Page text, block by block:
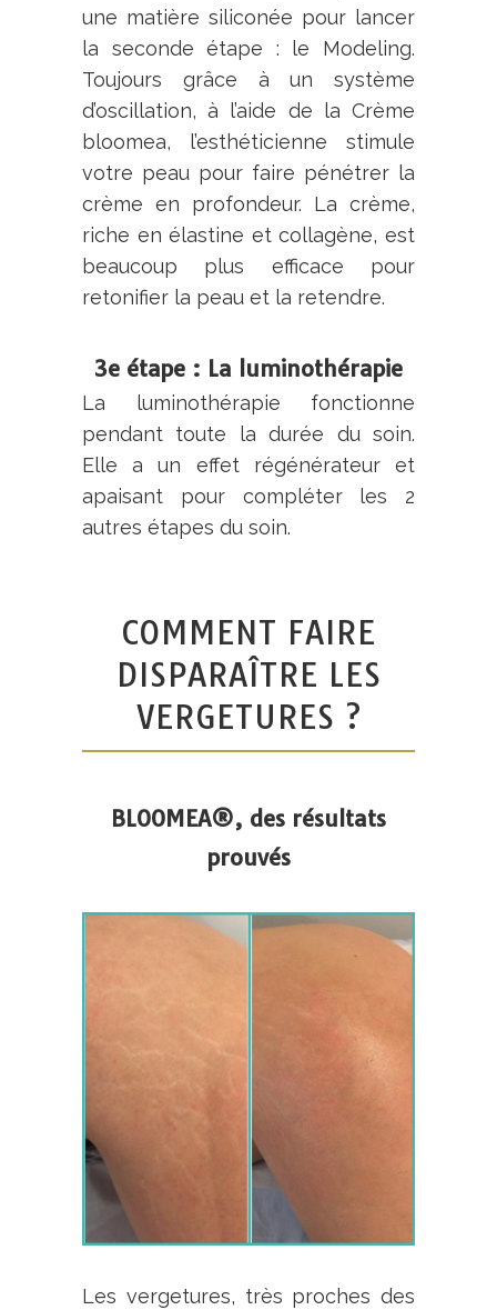
une matière siliconée pour lancer
la seconde étape : le Modeling.
Toujours grâce à un système
d’oscillation, à l’aide de la Crème
bloomea, l’esthéticienne stimule
votre peau pour faire pénétrer la
crème en profondeur. La crème,
riche en élastine et collagène, est
beaucoup plus efficace pour
retonifier la peau et la retendre.
3e étape : La luminothérapie
La luminothérapie fonctionne
pendant toute la durée du soin.
Elle a un effet régénérateur et
apaisant pour compléter les 2
autres étapes du soin.
COMMENT FAIRE
DISPARAÎTRE LES
VERGETURES ?
BLOOMEA®, des résultats
prouvés
Les vergetures, très proches des